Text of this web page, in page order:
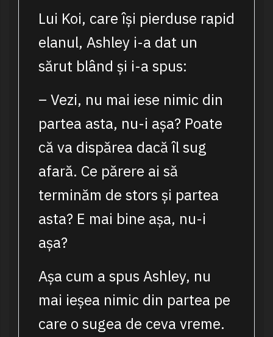
Lui Koi, care își pierduse rapid
elanul, Ashley i-a dat un
sărut blând și i-a spus:
– Vezi, nu mai iese nimic din
partea asta, nu-i așa? Poate
că va dispărea dacă îl sug
afară. Ce părere ai să
terminăm de stors și partea
asta? E mai bine așa, nu-i
așa?
Așa cum a spus Ashley, nu
mai ieșea nimic din partea pe
care o sugea de ceva vreme.